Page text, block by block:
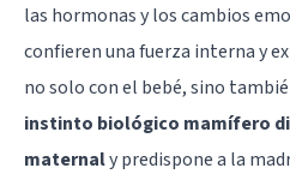
las hormonas y los cambios
confieren una fuerza interna y
no solo con el bebé, sino
instinto biológico mamífero
maternaly predispone a la